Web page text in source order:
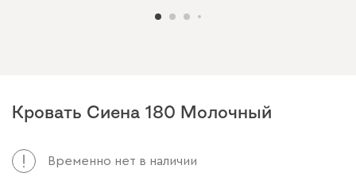
Кровать Сиена 180 Молочный
Арт. 020996
Временно нет в наличии